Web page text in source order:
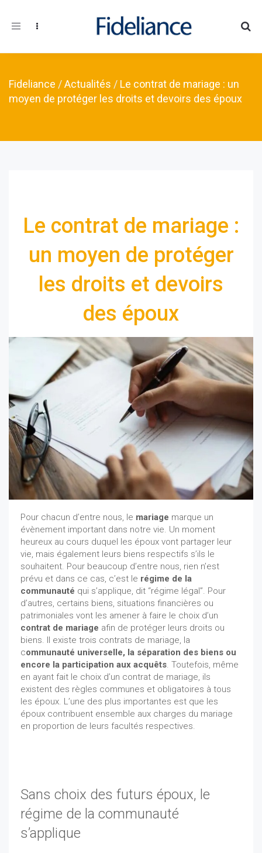
Toggle navigation
Fideliance /Actualités / Le contrat de mariage : un
moyen de protéger les droits et devoirs des époux
Le contrat de mariage :
un moyen de protéger
les droits et devoirs
des époux
08/06/2019
Pour chacun d’entre nous, le mariage marque un
évènement important dans notre vie. Un moment
heureux au cours duquel les époux vont partager leur
vie, mais également leurs biens respectifs s’ils le
souhaitent. Pour beaucoup d’entre nous, rien n’est
prévu et dans ce cas, c’est le régime de la
communauté qui s’applique, dit “régime légal”. Pour
d’autres, certains biens, situations financières ou
patrimoniales vont les amener à faire le choix d’un
contrat de mariage afin de protéger leurs droits ou
biens. Il existe trois contrats de mariage, la
communauté universelle, la séparation des biens ou
encore la participation aux acquêts. Toutefois, même
en ayant fait le choix d’un contrat de mariage, ils
existent des règles communes et obligatoires à tous
les époux. L’une des plus importantes est que les
époux contribuent ensemble aux charges du mariage
en proportion de leurs facultés respectives.
Sans choix des futurs époux, le
régime de la communauté
s’applique